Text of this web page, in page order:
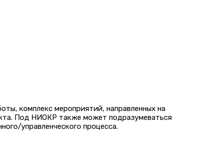
комплекс мероприятий, направленных на
Под НИОКР также может подразумеваться
управленческого процесса.